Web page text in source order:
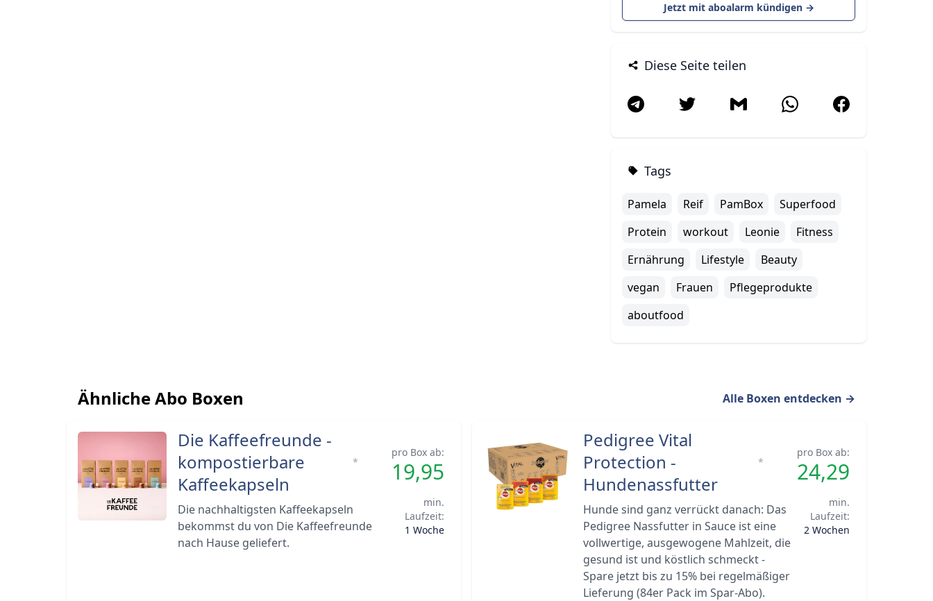
Jetzt mit aboalarm kündigen →
Diese Seite teilen
Tags
Pamela Reif PamBox
Superfood
Protein
workout Leonie
Fitness
Ernährung
Lifestyle
Beauty
vegan
Frauen
Pflegeprodukte
aboutfood
Ähnliche Abo Boxen Alle Boxen entdecken →
Die Kaffeefreunde -
kompostierbare
Kaffeekapseln
*
Die nachhaltigsten Kaffeekapseln
bekommst du von Die Kaffeefreunde
nach Hause geliefert.
pro Box ab:
19,95
min.
Laufzeit:
1 Woche
Pedigree Vital
Protection -
Hundenassfutter
*
Hunde sind ganz verrückt danach: Das
Pedigree Nassfutter in Sauce ist eine
vollwertige, ausgewogene Mahlzeit, die
gesund ist und köstlich schmeckt -
Spare jetzt bis zu 15% bei regelmäßiger
Lieferung (84er Pack im Spar-Abo).
pro Box ab:
24,29
min.
Laufzeit:
2 Wochen